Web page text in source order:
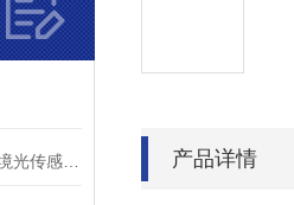
产品详情